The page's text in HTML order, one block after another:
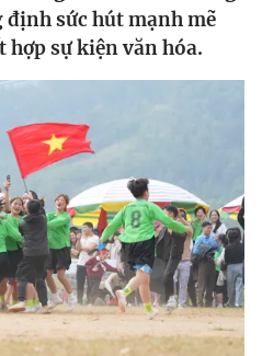
sức hút mạnh mẽ
sự kiện văn hóa.